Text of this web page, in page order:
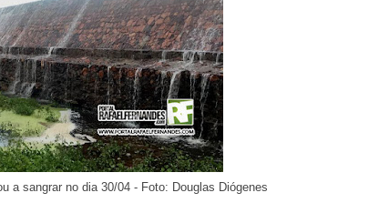
a sangrar no dia 30/04 - Foto: Douglas Diógenes